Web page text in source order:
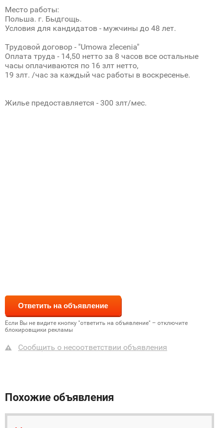
Место работы:
Польша. г. Быдгощь.
Условия для кандидатов - мужчины до 48 лет.
Трудовой договор - "Umowa zlecenia"
Оплата труда - 14,50 нетто за 8 часов все остальные
часы оплачиваются по 16 злт нетто,
19 злт. /час за каждый час работы в воскресенье.
Жилье предоставляется - 300 злт/мес.
Если Вы не видите кнопку "ответить на объявление" – отключите
блокировщики рекламы
Сообщить о несоответствии объявления
Похожие объявления